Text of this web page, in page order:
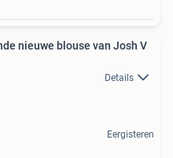
nieuwe blouse van Josh V
Details
Eergisteren